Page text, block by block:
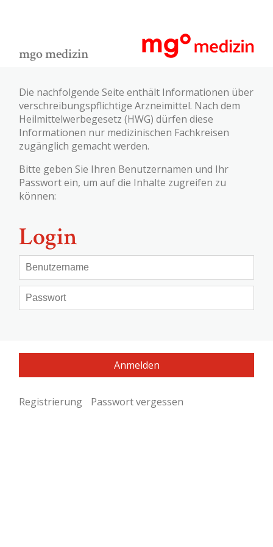
mgo medizin
Die nachfolgende Seite enthält Informationen über
verschreibungspflichtige Arzneimittel. Nach dem
Heilmittelwerbegesetz (HWG) dürfen diese
Informationen nur medizinischen Fachkreisen
zugänglich gemacht werden.
Bitte geben Sie Ihren Benutzernamen und Ihr
Passwort ein, um auf die Inhalte zugreifen zu
können:
Login
Registrierung Passwort vergessen